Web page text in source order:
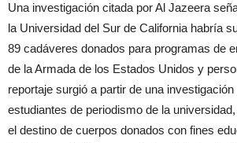
Una investigación citada por Al Jazeera
la Universidad del Sur de California habría
89 cadáveres donados para programas de
de la Armada de los Estados Unidos y
reportaje surgió a partir de una
estudiantes de periodismo de la
el destino de cuerpos donados con fines